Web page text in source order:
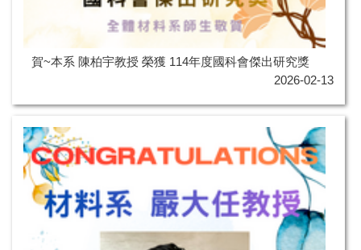
賀~本系 陳柏宇教授 榮獲 114年度國科會傑出研究獎
2026-02-13